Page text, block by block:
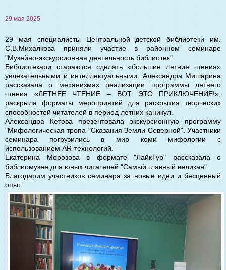
29 мая 2025
29 мая специалисты Центральной детской библиотеки им.
С.В.Михалкова приняли участие в районном семинаре
"Музейно-экскурсионная деятельность библиотек".
Библиотекари стараются сделать «большие летние чтения»
увлекательными и интеллектуальными. Александра Мишарина
рассказала о механизмах реализации программы летнего
чтения «ЛЕТНЕЕ ЧТЕНИЕ – ВОТ ЭТО ПРИКЛЮЧЕНИЕ!»;
раскрыла форматы мероприятий для раскрытия творческих
способностей читателей в период летних каникул.
Александра Кетова презентовала экскурсионную программу
"Мифологическая тропа "Сказания Земли Северной". Участники
семинара погрузились в мир коми мифологии с
использованием AR-технологий.
Екатерина Морозова в формате "ЛайкТур" рассказала о
библиомузее для юных читателей "Самый главный великан".
Благодарим участников семинара за новые идеи и бесценный
опыт.